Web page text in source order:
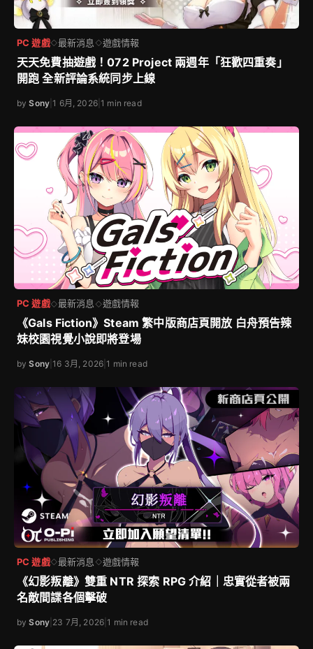
PC 遊戲◇最新消息 ◇遊戲情報
天天免費抽遊戲！072 Project 兩週年「狂歡四重奏」
開跑 全新評論系統同步上線
bySony |1 6月, 2026|1 min read
PC 遊戲◇最新消息 ◇遊戲情報
《Gals Fiction》Steam 繁中版商店頁開放 白舟預告辣
妹校園視覺小說即將登場
bySony |16 3月, 2026 |1 min read
PC 遊戲◇最新消息 ◇遊戲情報
《幻影叛離》雙重 NTR 探索 RPG 介紹｜忠實從者被兩
名敵間諜各個擊破
bySony 23 7月, 2026 |1 min read